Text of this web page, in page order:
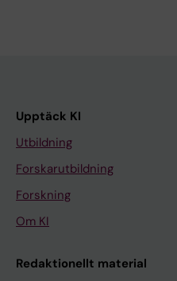
Upptäck KI
Utbildning
Forskarutbildning
Forskning
Om KI
Redaktionellt material